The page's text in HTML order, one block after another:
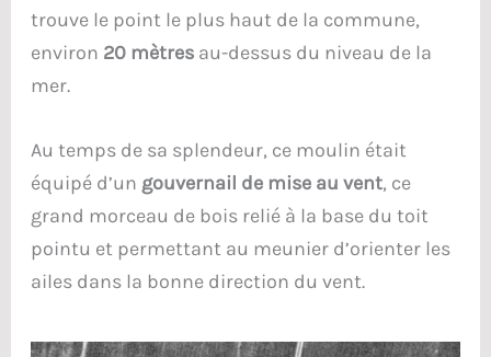
trouve le point le plus haut de la commune,
environ 20 mètresau-dessus du niveau de la
mer.
Au temps de sa splendeur, ce moulin était
équipé d’un gouvernail de mise au vent, ce
grand morceau de bois relié à la base du toit
pointu et permettant au meunier d’orienter les
ailes dans la bonne direction du vent.